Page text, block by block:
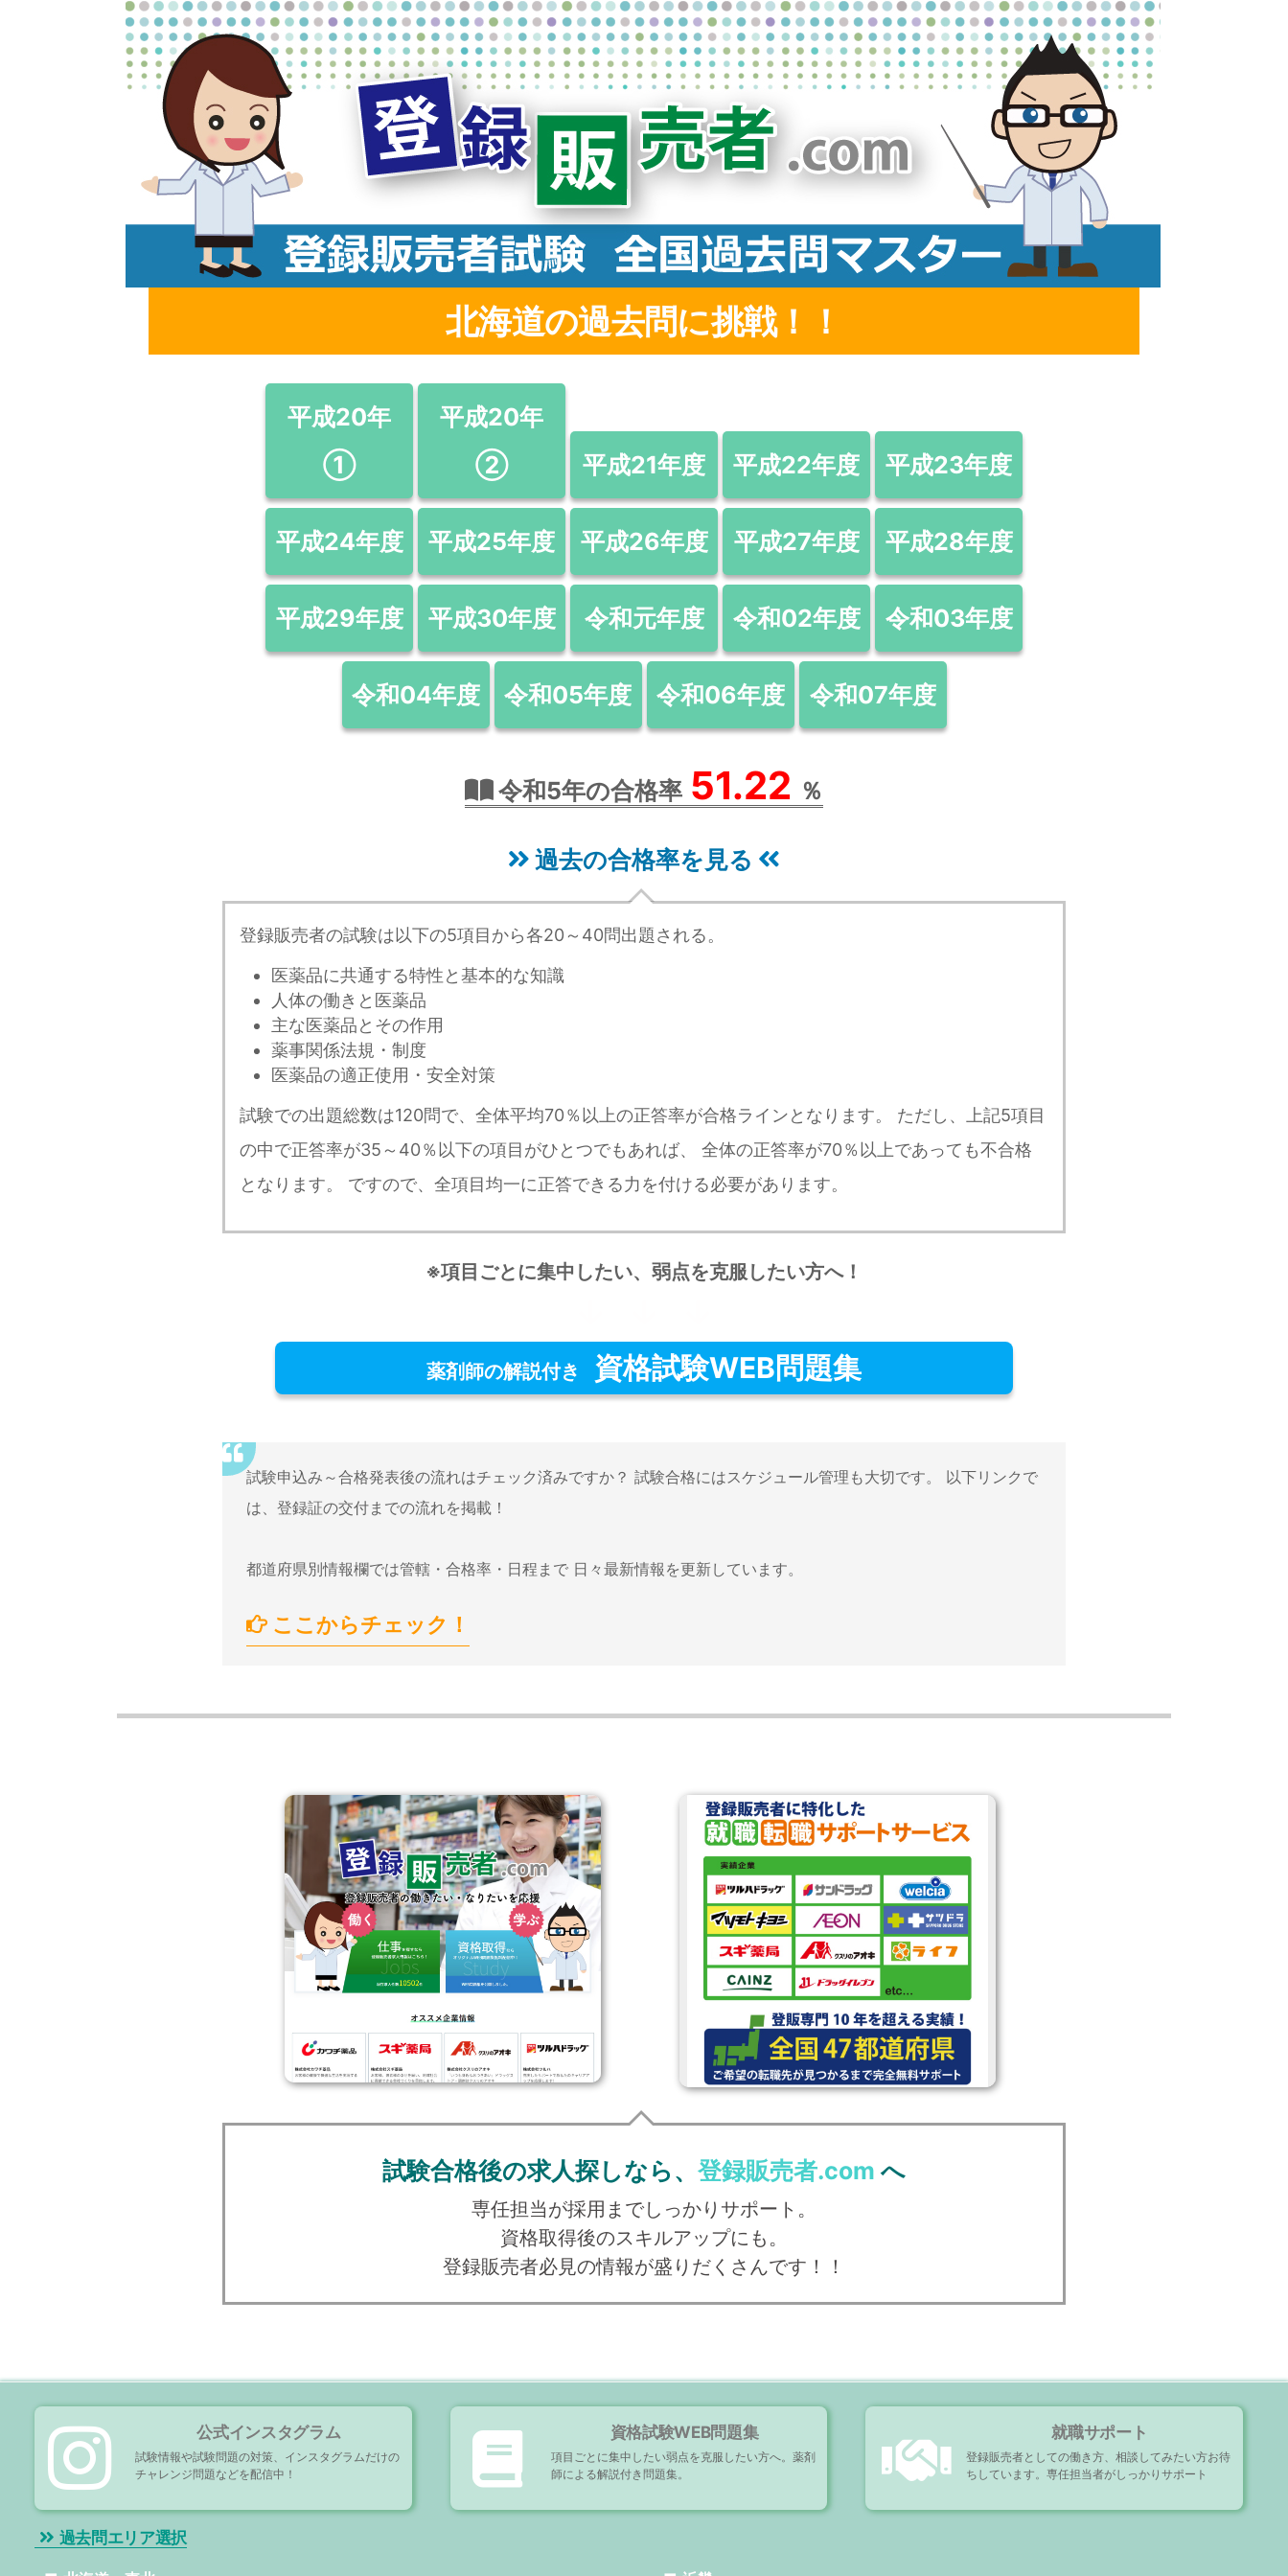
北海道の過去問に挑戦！！
平成20年
①
平成20年
②
平成21年度 平成22年度 平成23年度
平成24年度 平成25年度 平成26年度 平成27年度 平成28年度
平成29年度 平成30年度 令和元年度 令和02年度 令和03年度
令和04年度 令和05年度 令和06年度 令和07年度
令和5年の合格率 51.22 ％
過去の合格率を見る
登録販売者の試験は以下の5項目から各20～40問出題される。
医薬品に共通する特性と基本的な知識
人体の働きと医薬品
主な医薬品とその作用
薬事関係法規・制度
医薬品の適正使用・安全対策
試験での出題総数は120問で、全体平均70％以上の正答率が合格ラインとなります。 ただし、上記5項目
の中で正答率が35～40％以下の項目がひとつでもあれば、 全体の正答率が70％以上であっても不合格
となります。 ですので、全項目均一に正答できる力を付ける必要があります。
※項目ごとに集中したい、弱点を克服したい方へ！
薬剤師の解説付き 資格試験WEB問題集
試験申込み～合格発表後の流れはチェック済みですか？ 試験合格にはスケジュール管理も大切です。 以下リンクで
は、登録証の交付までの流れを掲載！
都道府県別情報欄では管轄・合格率・日程まで 日々最新情報を更新しています。
ここからチェック！
試験合格後の求人探しなら、 登録販売者.com へ
専任担当が採用までしっかりサポート。
資格取得後のスキルアップにも。
登録販売者必見の情報が盛りだくさんです！！
公式インスタグラム
試験情報や試験問題の対策、インスタグラムだけの
チャレンジ問題などを配信中！
資格試験WEB問題集
項目ごとに集中したい弱点を克服したい方へ。薬剤
師による解説付き問題集。
就職サポート
登録販売者としての働き方、相談してみたい方お待
ちしています。専任担当者がしっかりサポート
過去問エリア選択